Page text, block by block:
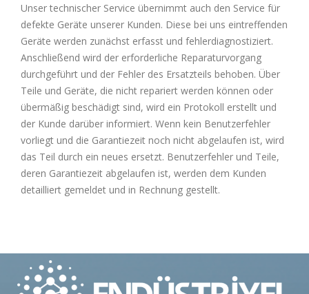
Unser technischer Service übernimmt auch den Service für
defekte Geräte unserer Kunden. Diese bei uns eintreffenden
Geräte werden zunächst erfasst und fehlerdiagnostiziert.
Anschließend wird der erforderliche Reparaturvorgang
durchgeführt und der Fehler des Ersatzteils behoben. Über
Teile und Geräte, die nicht repariert werden können oder
übermäßig beschädigt sind, wird ein Protokoll erstellt und
der Kunde darüber informiert. Wenn kein Benutzerfehler
vorliegt und die Garantiezeit noch nicht abgelaufen ist, wird
das Teil durch ein neues ersetzt. Benutzerfehler und Teile,
deren Garantiezeit abgelaufen ist, werden dem Kunden
detailliert gemeldet und in Rechnung gestellt.